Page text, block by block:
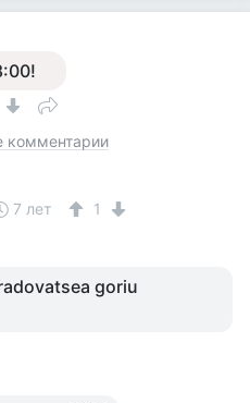
комментарии
7 лет 1
goriu